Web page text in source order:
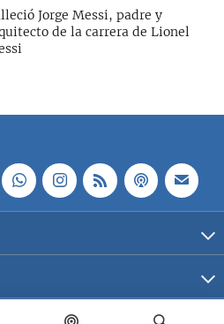
Jorge Messi, padre y
de la carrera de Lionel